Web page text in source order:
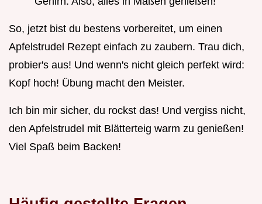
So, jetzt bist du bestens vorbereitet, um einen
Apfelstrudel Rezept einfach zu zaubern. Trau dich,
probier's aus! Und wenn's nicht gleich perfekt wird:
Kopf hoch! Übung macht den Meister.
Ich bin mir sicher, du rockst das! Und vergiss nicht,
den Apfelstrudel mit Blätterteig warm zu genießen!
Viel Spaß beim Backen!